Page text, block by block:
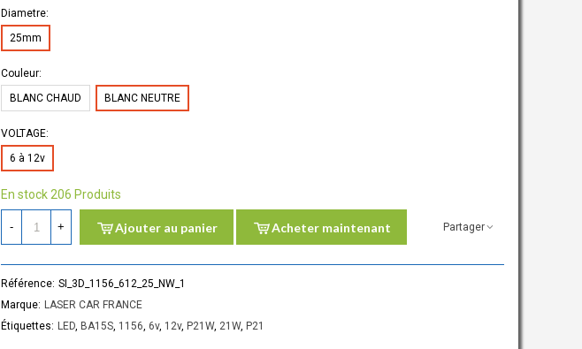
Diametre:
25mm
Couleur:
BLANC CHAUD
BLANC NEUTRE
VOLTAGE:
6 à 12v
En stock 206 Produits
- + Ajouter au panier Acheter maintenant Partager
Référence: SI_3D_1156_612_25_NW_1
Marque: LASER CAR FRANCE
Étiquettes: LED, BA15S, 1156, 6v, 12v, P21W, 21W, P21